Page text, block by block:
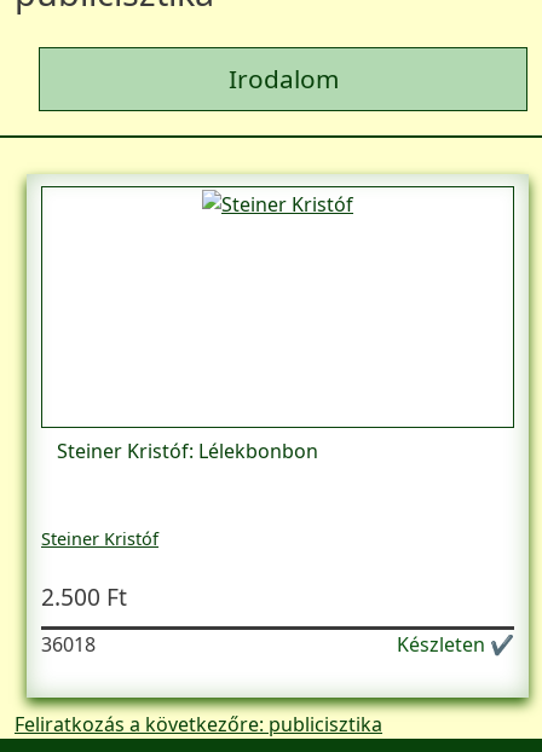
Irodalom
Steiner Kristóf: Lélekbonbon
Steiner Kristóf
2.500 Ft
36018 Készleten ✔
Feliratkozás a következőre: publicisztika